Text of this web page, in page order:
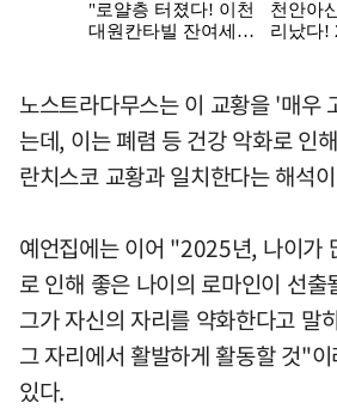
노스트라다무스는 이 교황을 '매우
는데, 이는 폐렴 등 건강 악화로 인
란치스코 교황과 일치한다는 해석
예언집에는 이어 "2025년, 나이가
로 인해 좋은 나이의 로마인이 선출
그가 자신의 자리를 약화한다고 말
그 자리에서 활발하게 활동할 것"
있다.